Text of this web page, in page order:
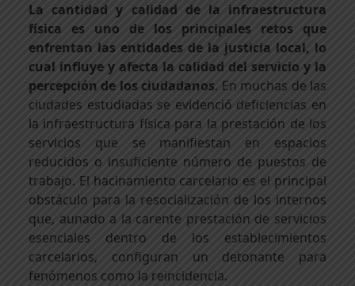
La cantidad y calidad de la infraestructura
física es uno de los principales retos que
enfrentan las entidades de la justicia local, lo
cual influye y afecta la calidad del servicio y la
percepción de los ciudadanos. En muchas de las
ciudades estudiadas se evidenció deficiencias en
la infraestructura física para la prestación de los
servicios que se manifiestan en espacios
reducidos o insuficiente número de puestos de
trabajo. El hacinamiento carcelario es el principal
obstáculo para la resocialización de los internos
que, aunado a la carente prestación de servicios
esenciales dentro de los establecimientos
carcelarios, configuran un detonante para
fenómenos como la reincidencia.